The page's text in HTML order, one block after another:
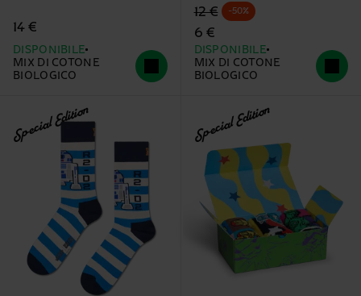
14 €
DISPONIBILE
MIX DI COTONE
BIOLOGICO
Prezzo di partenza
12 €
prezzo scontato
6 €
-50%
DISPONIBILE
MIX DI COTONE
BIOLOGICO
Special Edition Special Edition